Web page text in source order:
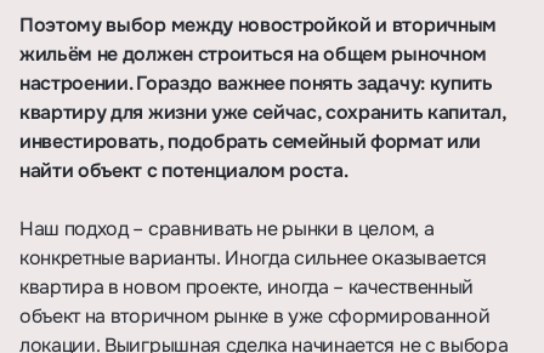
Поэтому выбор между новостройкой и вторичным
жильём не должен строиться на общем рыночном
настроении. Гораздо важнее понять задачу: купить
квартиру для жизни уже сейчас, сохранить капитал,
инвестировать, подобрать семейный формат или
найти объект с потенциалом роста.
Наш подход – сравнивать не рынки в целом, а
конкретные варианты. Иногда сильнее оказывается
квартира в новом проекте, иногда – качественный
объект на вторичном рынке в уже сформированной
локации. Выигрышная сделка начинается не с выбора